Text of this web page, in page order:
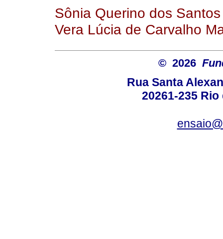
Sônia Querino dos
Vera Lúcia de Carvalho
© 2026
Rua Santa
20261-235